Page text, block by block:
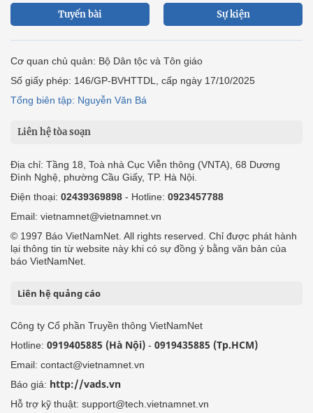
Tuyến bài Sự kiện
Cơ quan chủ quản: Bộ Dân tộc và Tôn giáo
Số giấy phép: 146/GP-BVHTTDL, cấp ngày 17/10/2025
Tổng biên tập: Nguyễn Văn Bá
Liên hệ tòa soạn
Địa chỉ: Tầng 18, Toà nhà Cục Viễn thông (VNTA), 68 Dương
Đình Nghệ, phường Cầu Giấy, TP. Hà Nội.
Điện thoại: 02439369898 - Hotline: 0923457788
Email: vietnamnet@vietnamnet.vn
© 1997 Báo VietNamNet. All rights reserved. Chỉ được phát hành
lại thông tin từ website này khi có sự đồng ý bằng văn bản của
báo VietNamNet.
Liên hệ quảng cáo
Công ty Cổ phần Truyền thông VietNamNet
Hotline: 0919405885 (Hà Nội) - 0919435885 (Tp.HCM)
Email: contact@vietnamnet.vn
Báo giá: http://vads.vn
Hỗ trợ kỹ thuật: support@tech.vietnamnet.vn